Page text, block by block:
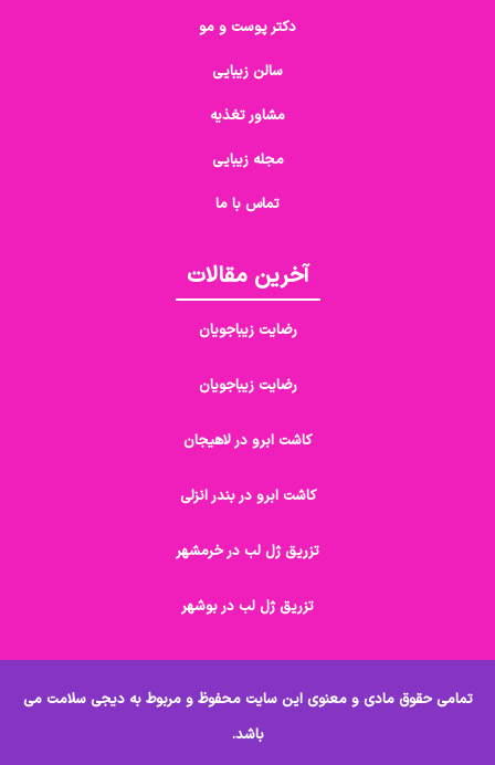
دکتر پوست و مو
سالن زیبایی
مشاور تغذیه
مجله زیبایی
تماس با ما
آخرین مقالات
رضایت زیباجویان
رضایت زیباجویان
کاشت ابرو در لاهیجان
کاشت ابرو در بندر انزلی
تزریق ژل لب در خرمشهر
تزریق ژل لب در بوشهر
تمامی حقوق مادی و معنوی این سایت محفوظ و مربوط به دیجی سلامت می
باشد.